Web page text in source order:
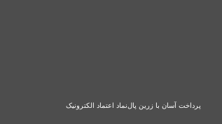
پرداخت آسان با زرین پالنماد اعتماد الکترونیک